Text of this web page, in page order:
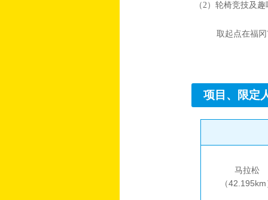
（2）轮椅竞技及
取起点在福
项目、限定
马拉松
（